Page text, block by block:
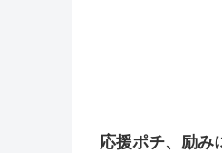
応援ポチ、励み